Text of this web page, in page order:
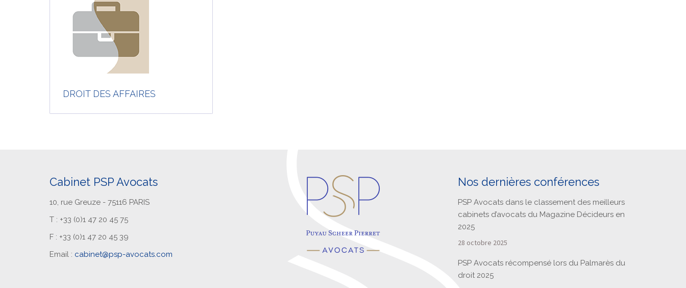
DROIT DES AFFAIRES
Cabinet PSP Avocats
10, rue Greuze - 75116 PARIS
T : +33 (0)1 47 20 45 75
F : +33 (0)1 47 20 45 39
Email : cabinet@psp-avocats.com
Nos dernières conférences
PSP Avocats dans le classement des meilleurs
cabinets d’avocats du Magazine Décideurs en
2025
28 octobre 2025
PSP Avocats récompensé lors du Palmarès du
droit 2025